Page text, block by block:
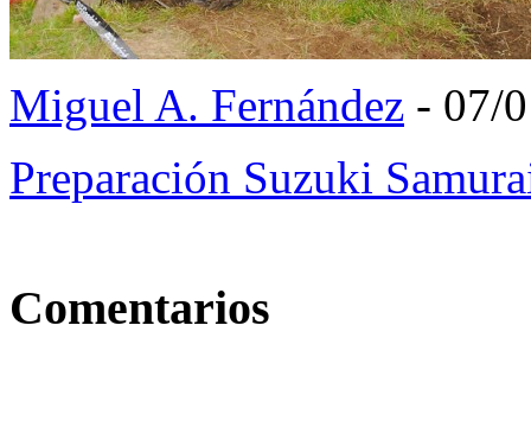
Miguel A. Fernández - 07/
Preparación Suzuki
Comentarios